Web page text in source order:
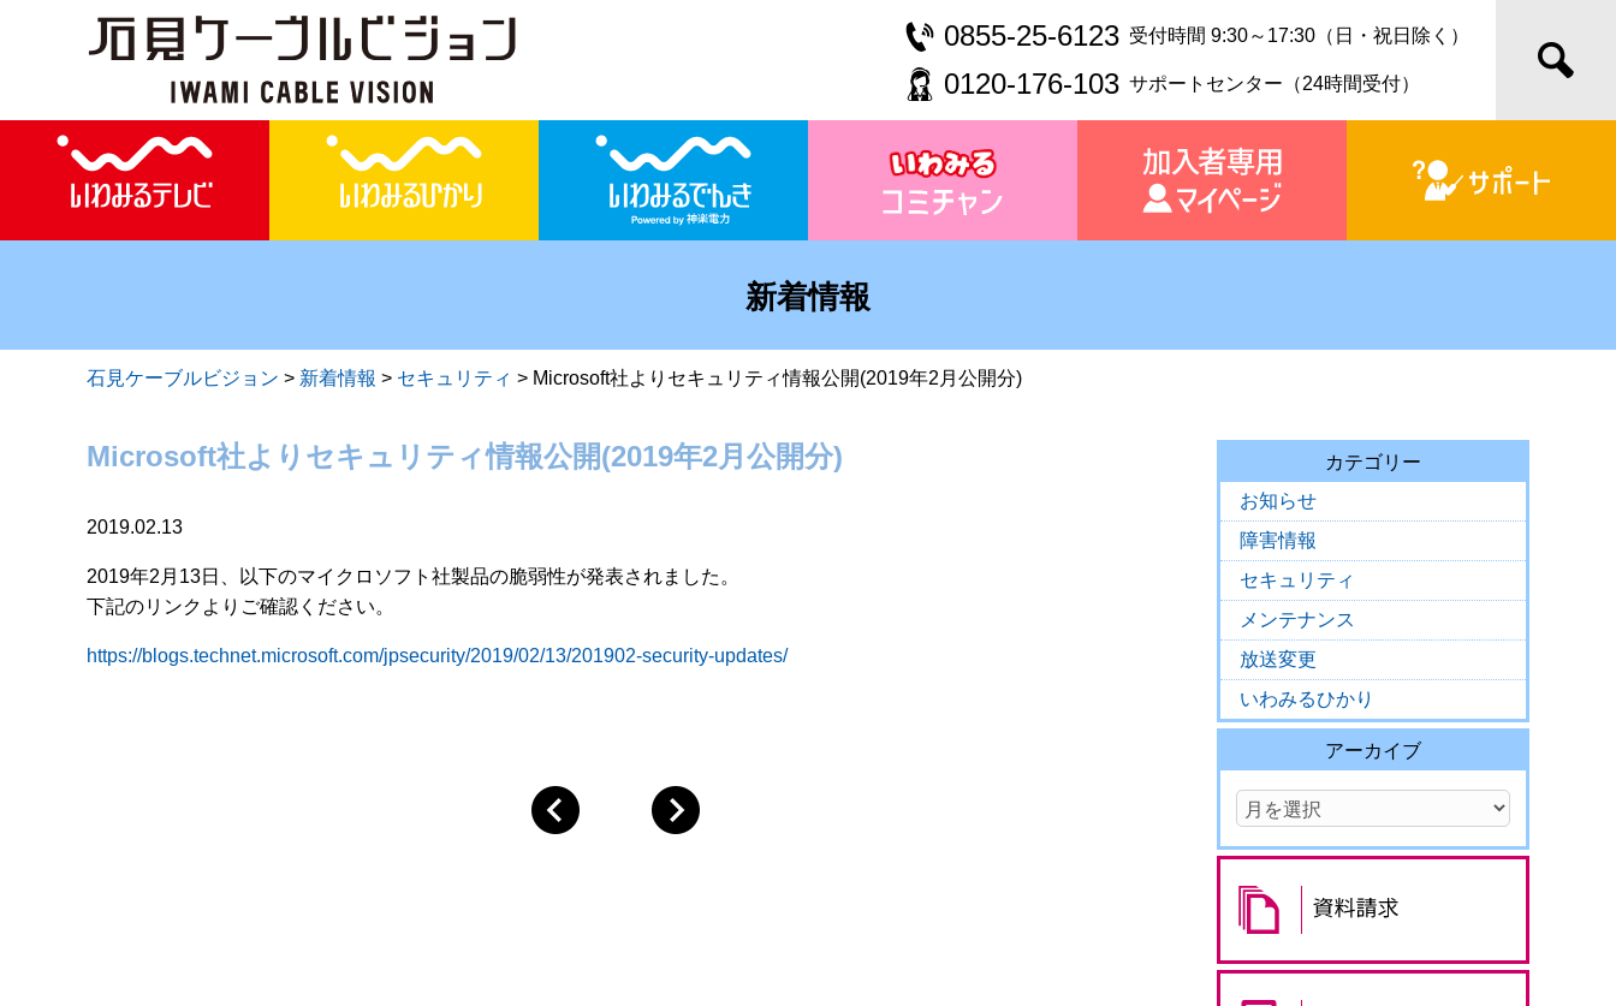
0855-25-6123 受付時間 9:30～17:30（日・祝日除く）
0120-176-103 サポートセンター（24時間受付）
新着情報
石見ケーブルビジョン > 新着情報 > セキュリティ > Microsoft社よりセキュリティ情報公開(2019年2月公開分)
Microsoft社よりセキュリティ情報公開(2019年2月公開分)
2019.02.13
2019年2月13日、以下のマイクロソフト社製品の脆弱性が発表されました。
下記のリンクよりご確認ください。
https://blogs.technet.microsoft.com/jpsecurity/2019/02/13/201902-security-updates/
カテゴリー
お知らせ
障害情報
セキュリティ
メンテナンス
放送変更
いわみるひかり
アーカイブ